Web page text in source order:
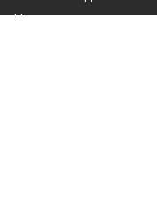
Новости